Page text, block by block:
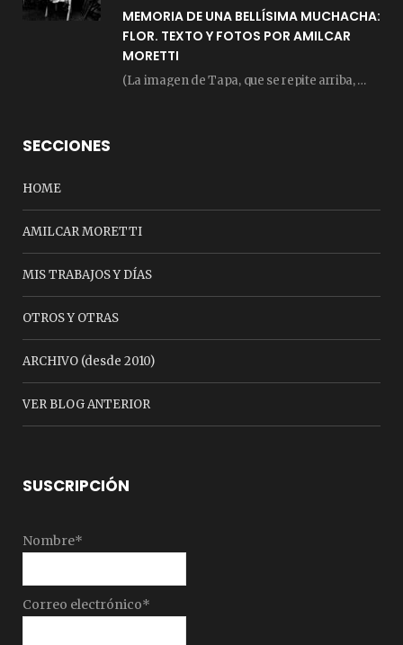
MEMORIA DE UNA BELLÍSIMA MUCHACHA:
FLOR. TEXTO Y FOTOS POR AMILCAR
MORETTI
(La imagen de Tapa, que se repite arriba, fue compuesta por Amilcar Moretti el viernes…
SECCIONES
HOME
AMILCAR MORETTI
MIS TRABAJOS Y DÍAS
OTROS Y OTRAS
ARCHIVO (desde 2010)
VER BLOG ANTERIOR
SUSCRIPCIÓN
Nombre*
Correo electrónico*